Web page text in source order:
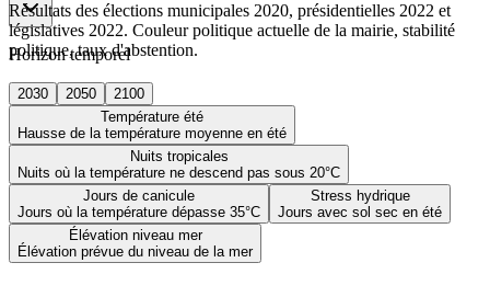
Horizon temporel
2030 2050
2100
Température été
Hausse de la température moyenne en été
Nuits tropicales
Nuits où la température ne descend pas sous 20°C
Jours de canicule
Jours où la température dépasse 35°C
Stress hydrique
Jours avec sol sec en été
Élévation niveau mer
Élévation prévue du niveau de la mer
Résultats des élections municipales 2020, présidentielles 2022 et
législatives 2022. Couleur politique actuelle de la mairie, stabilité
politique, taux d'abstention.